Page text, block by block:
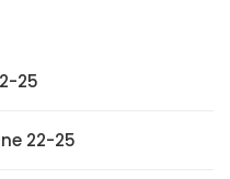
25
22-25